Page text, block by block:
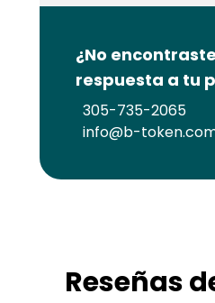
¿No
respuesta a tu
305-735-2065
info@b-
Reseñas